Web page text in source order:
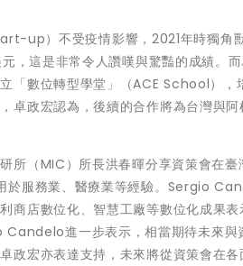
up）不受疫情影響，2021年時獨角
，這是非常令人讚嘆與驚豔的成績。
「數位轉型學堂」（ACE School）
卓政宏認為，後續的合作將為台灣與
所（MIC）所長洪春暉分享資策會在
於服務業、醫療業等經驗。Sergio
商店數位化、智慧工廠等數位化成果
進一步表示，相當期待未來與
政宏亦表達支持，未來將從資策會在